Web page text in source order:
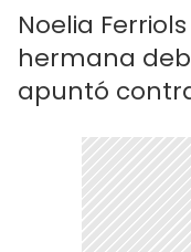
Noelia
hermana
apuntó